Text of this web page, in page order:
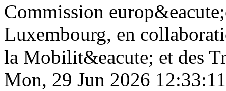
Commission
Luxembourg, en
la Mobilit&eacute; et des
Mon, 29 Jun 2026